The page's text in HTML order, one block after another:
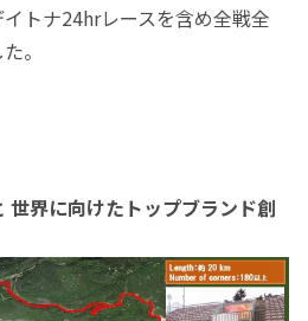
トナ24hrレースを含め全戦全
。
世界に向けたトップブランド創